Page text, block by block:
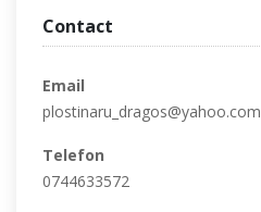
Contact
Email
plostinaru_dragos@yahoo.com
Telefon
0744633572